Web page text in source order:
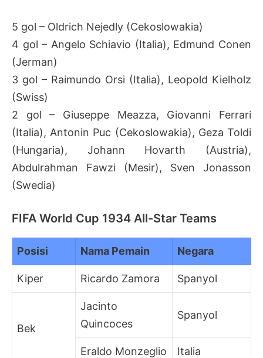
5 gol – Oldrich Nejedly (Cekoslowakia)
4 gol – Angelo Schiavio (Italia), Edmund Conen
(Jerman)
3 gol – Raimundo Orsi (Italia), Leopold Kielholz
(Swiss)
2 gol – Giuseppe Meazza, Giovanni Ferrari
(Italia), Antonin Puc (Cekoslowakia), Geza Toldi
(Hungaria), Johann Hovarth (Austria),
Abdulrahman Fawzi (Mesir), Sven Jonasson
(Swedia)
FIFA World Cup 1934 All-Star Teams
Posisi Nama Pemain Negara
Kiper Ricardo Zamora Spanyol
Bek
Jacinto
Quincoces
Spanyol
Eraldo Monzeglio Italia